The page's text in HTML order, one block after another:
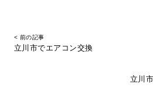
< 前の記事
立川市でエアコン交換
立川